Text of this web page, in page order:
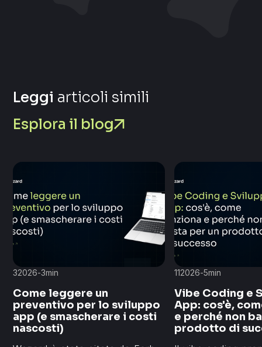
Leggi articoli simili
Esplora il blog
32026-3min
Come leggere un
preventivo per lo sviluppo
app (e smascherare i costi
nascosti)
112026-5min
Vibe Coding e
App: cos'è,
e perché non
prodotto di